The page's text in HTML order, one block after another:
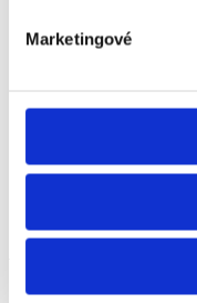
Marketingové